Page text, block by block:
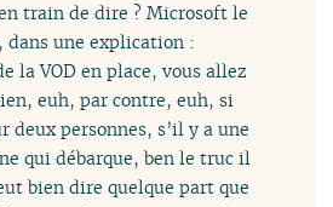
train de dire ? Microsoft le
une explication :
la VOD en place, vous allez
euh, par contre, euh, si
deux personnes, s’il y a une
qui débarque, ben le truc il
bien dire quelque part que